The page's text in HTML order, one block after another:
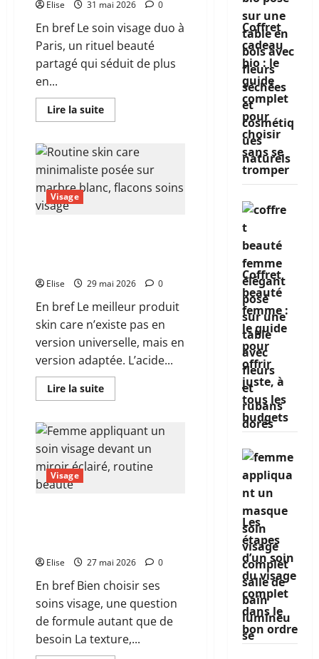
transforme
votre
peau
Elise 31 mai 2026 0
En bref Le soin visage duo à
Paris, un rituel beauté
partagé qui séduit de plus
en...
Lire la suiteEn
savoir
Soin
visage
duo
à
Paris
Visage
Elise 29 mai 2026 0
En bref Le meilleur produit
skin care n’existe pas en
version universelle, mais en
version adaptée. L’acide...
Lire la suiteEn
savoir
Quel
est
vraiment
le
meilleur
Visage
Elise 27 mai 2026 0
En bref Bien choisir ses
soins visage, une question
de formule autant que de
besoin La texture,...
Coffret
cadeau
bio : le
guide
complet
pour
choisir
sans se
tromper
Coffret
beauté
femme :
le guide
pour
offrir
juste, à
tous les
budgets
Les
étapes
d’un soin
du visage
complet
dans le
bon ordre